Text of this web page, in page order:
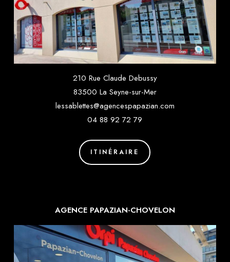
210 Rue Claude Debussy
83500 La Seyne-sur-Mer
lessablettes@agencespapazian.com
04 88 92 72 79
ITINÉRAIRE
AGENCE PAPAZIAN-CHOVELON